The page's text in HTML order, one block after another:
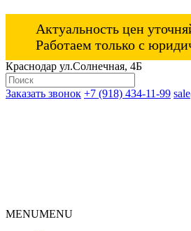
Актуальность цен
Работаем только с
Краснодар ул.Солнечная, 4Б
Заказать звонок +7 (918) 434-11-99
MENUMENU